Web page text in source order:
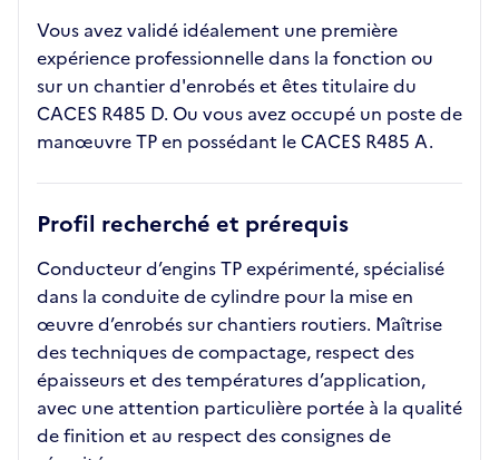
Vous avez validé idéalement une première
expérience professionnelle dans la fonction ou
sur un chantier d'enrobés et êtes titulaire du
CACES R485 D. Ou vous avez occupé un poste de
manœuvre TP en possédant le CACES R485 A.
Profil recherché et prérequis
Conducteur d’engins TP expérimenté, spécialisé
dans la conduite de cylindre pour la mise en
œuvre d’enrobés sur chantiers routiers. Maîtrise
des techniques de compactage, respect des
épaisseurs et des températures d’application,
avec une attention particulière portée à la qualité
de finition et au respect des consignes de